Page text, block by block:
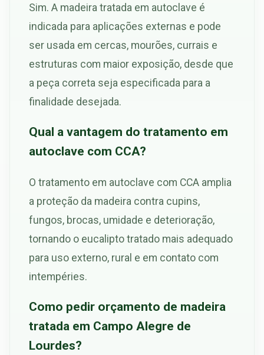
Sim. A madeira tratada em autoclave é
indicada para aplicações externas e pode
ser usada em cercas, mourões, currais e
estruturas com maior exposição, desde que
a peça correta seja especificada para a
finalidade desejada.
Qual a vantagem do tratamento em
autoclave com CCA?
O tratamento em autoclave com CCA amplia
a proteção da madeira contra cupins,
fungos, brocas, umidade e deterioração,
tornando o eucalipto tratado mais adequado
para uso externo, rural e em contato com
intempéries.
Como pedir orçamento de madeira
tratada em Campo Alegre de
Lourdes?